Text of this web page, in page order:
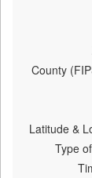
County
Latitude &
Type